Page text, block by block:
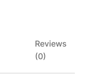
Reviews
(0)